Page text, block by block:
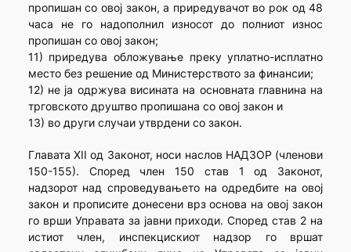
пропишан со овој закон, а приредувачот во рок од 48
часа не го надополнил износот до полниот износ
пропишан со овој закон;
11) приредува обложување преку уплатно-исплатно
место без решение од Министерството за финансии;
12) не ја одржува висината на основната главнина на
трговското друштво пропишана со овој закон и
13) во други случаи утврдени со закон.
Главата XII од Законот, носи наслов НАДЗОР (членови
150-155). Според член 150 став 1 од Законот,
надзорот над спроведувањето на одредбите на овој
закон и прописите донесени врз основа на овој закон
го врши Управата за јавни приходи. Според став 2 на
истиот член, инспекцискиот надзор го вршат